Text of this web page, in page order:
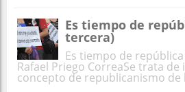
Es tiempo de
tercera)
Es tiempo de
Rafael Priego CorreaSe trata de
concepto de republicanismo de